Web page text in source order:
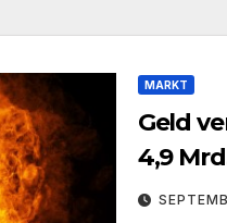
MARKT
Geld
4,9